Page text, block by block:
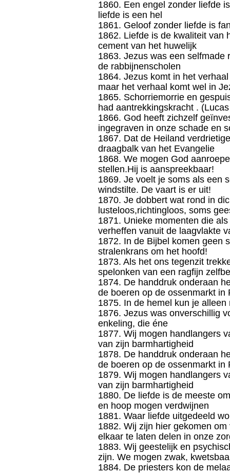
1860. Een engel zonder liefde
liefde is een hel
1861. Geloof zonder liefde is
1862. Liefde is de kwaliteit van
cement van het huwelijk
1863. Jezus was een selfmade
de rabbijnenscholen
1864. Jezus komt in het
maar het verhaal komt wel in
1865. Schorriemorrie en
had aantrekkingskracht .
1866. God heeft zichzelf
ingegraven in onze schade en
1867. Dat de Heiland
draagbalk van het Evangelie
1868. We mogen God
stellen.Hij is aanspreekbaar!
1869. Je voelt je soms als een
windstilte. De vaart is er uit!
1870. Je dobbert wat rond in
lusteloos,richtingloos, soms
1871. Unieke momenten die
verheffen vanuit de laagvlakte
1872. In de Bijbel komen geen
stralenkrans om het hoofd!
1873. Als het ons tegenzit
spelonken van een ragfijn
1874. De handdruk onderaan
de boeren op de ossenmarkt in
1875. In de hemel kun je
1876. Jezus was onverschillig
enkeling, die éne
1877. Wij mogen handlangers
van zijn barmhartigheid
1878. De handdruk onderaan
de boeren op de ossenmarkt in
1879. Wij mogen handlangers
van zijn barmhartigheid
1880. De liefde is de meeste
en hoop mogen verdwijnen
1881. Waar liefde uitgedeeld
1882. Wij zijn hier gekomen
elkaar te laten delen in onze
1883. Wij geestelijk en
zijn. We mogen zwak,
1884. De priesters kon de